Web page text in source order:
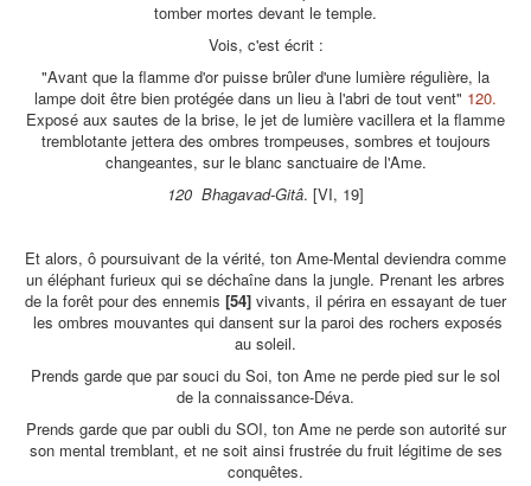
tomber mortes devant le temple.
Vois, c'est écrit :
"Avant que la flamme d'or puisse brûler d'une lumière régulière, la
lampe doit être bien protégée dans un lieu à l'abri de tout vent" 120.
Exposé aux sautes de la brise, le jet de lumière vacillera et la flamme
tremblotante jettera des ombres trompeuses, sombres et toujours
changeantes, sur le blanc sanctuaire de l'Ame.
120 Bhagavad-Gitâ. [VI, 19]
Et alors, ô poursuivant de la vérité, ton Ame-Mental deviendra comme
un éléphant furieux qui se déchaîne dans la jungle. Prenant les arbres
de la forêt pour des ennemis [54] vivants, il périra en essayant de tuer
les ombres mouvantes qui dansent sur la paroi des rochers exposés
au soleil.
Prends garde que par souci du Soi, ton Ame ne perde pied sur le sol
de la connaissance-Déva.
Prends garde que par oubli du SOI, ton Ame ne perde son autorité sur
son mental tremblant, et ne soit ainsi frustrée du fruit légitime de ses
conquêtes.